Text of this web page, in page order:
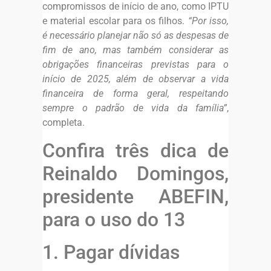
compromissos de início de ano, como IPTU
e material escolar para os filhos. “Por isso,
é necessário planejar não só as despesas de
fim de ano, mas também considerar as
obrigações financeiras previstas para o
início de 2025, além de observar a vida
financeira de forma geral, respeitando
sempre o padrão de vida da família”,
completa.
Confira três dica de
Reinaldo Domingos,
presidente ABEFIN,
para o uso do 13
1. Pagar dívidas